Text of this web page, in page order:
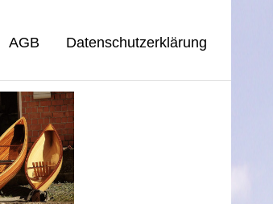
AGB Datenschutzerklärung